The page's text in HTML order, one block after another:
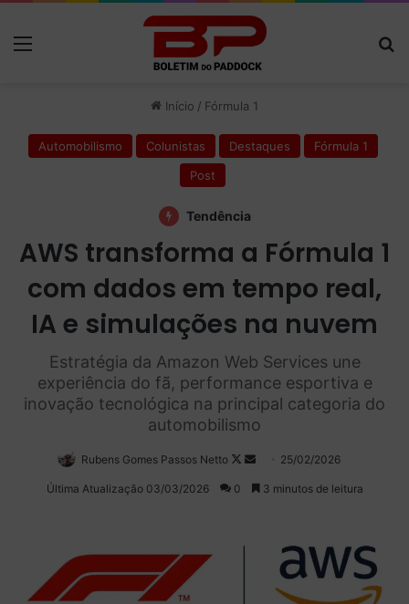
Início / Fórmula 1
Automobilismo Colunistas Destaques
Fórmula 1
Post
Tendência
AWS transforma a Fórmula 1
com dados em tempo real,
IA e simulações na nuvem
Estratégia da Amazon Web Services une
experiência do fã, performance esportiva e
inovação tecnológica na principal categoria do
automobilismo
Rubens Gomes Passos Netto
Follow
on
Mande
um
25/02/2026
Última Atualização 03/03/2026 0 3 minutos de leitura